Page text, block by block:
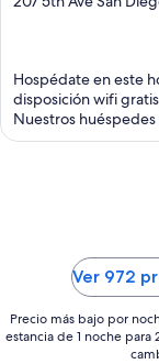
Hospédate en este
disposición wifi
Nuestros huéspedes
Ver 972
Precio más bajo por
estancia de 1 noche